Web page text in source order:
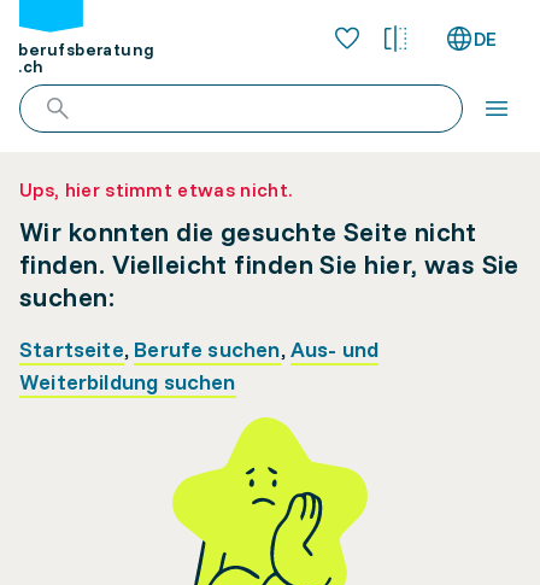
berufsberatung
.ch
DE
Ups, hier stimmt etwas nicht.
Wir konnten die gesuchte Seite nicht
finden. Vielleicht finden Sie hier, was Sie
suchen:
Startseite, Berufe suchen,Aus- und
Weiterbildung suchen